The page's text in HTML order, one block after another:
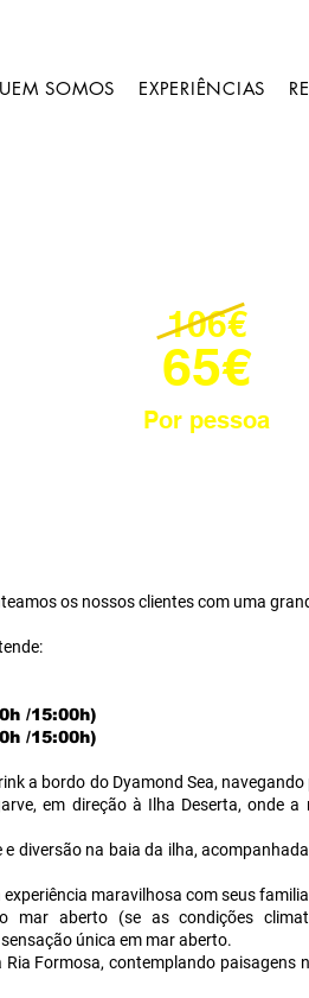
SOMOS EXPERIÊNCIAS
os nossos clientes com uma
/15:00h)
/15:00h)
a bordo do Dyamond Sea, navegando
em direção à Ilha Deserta, onde a
diversão na baia da ilha,
maravilhosa com seus
mar aberto (se as condições
única em mar aberto.
Ria Formosa, contemplando paisagens
106€
65€
Por pessoa